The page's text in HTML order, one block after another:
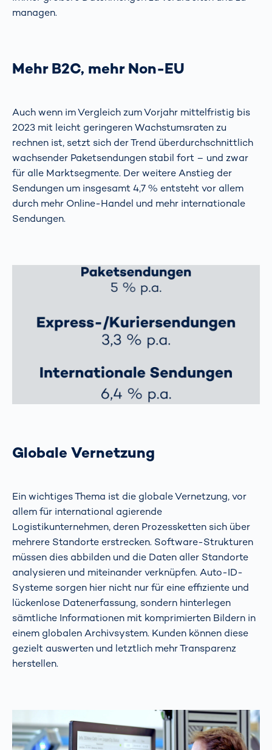
managen.
Mehr B2C, mehr Non-EU
Auch wenn im Vergleich zum Vorjahr mittelfristig bis
2023 mit leicht geringeren Wachstumsraten zu
rechnen ist, setzt sich der Trend überdurchschnittlich
wachsender Paketsendungen stabil fort – und zwar
für alle Marktsegmente. Der weitere Anstieg der
Sendungen um insgesamt 4,7 % entsteht vor allem
durch mehr Online-Handel und mehr internationale
Sendungen.
Globale Vernetzung
Ein wichtiges Thema ist die globale Vernetzung, vor
allem für international agierende
Logistikunternehmen, deren Prozessketten sich über
mehrere Standorte erstrecken. Software-Strukturen
müssen dies abbilden und die Daten aller Standorte
analysieren und miteinander verknüpfen. Auto-ID-
Systeme sorgen hier nicht nur für eine effiziente und
lückenlose Datenerfassung, sondern hinterlegen
sämtliche Informationen mit komprimierten Bildern in
einem globalen Archivsystem. Kunden können diese
gezielt auswerten und letztlich mehr Transparenz
herstellen.